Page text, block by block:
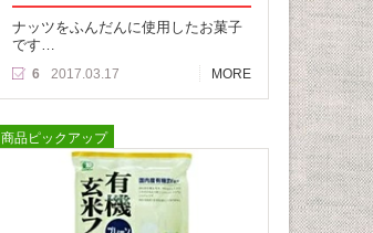
ナッツをふんだんに使用したお菓子
です…
6 2017.03.17 MORE
商品ピックアップ